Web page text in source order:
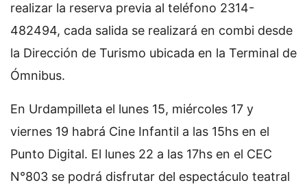
realizar la reserva previa al teléfono 2314-
482494, cada salida se realizará en combi desde
la Dirección de Turismo ubicada en la Terminal de
Ómnibus.
En Urdampilleta el lunes 15, miércoles 17 y
viernes 19 habrá Cine Infantil a las 15hs en el
Punto Digital. El lunes 22 a las 17hs en el CEC
N°803 se podrá disfrutar del espectáculo teatral